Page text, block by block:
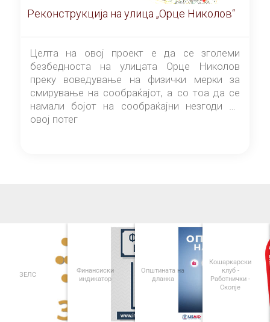
Реконструкција на улица „Орце Николов“
Целта на овој проект е да се зголеми
безбедноста на улицата Орце Николов
преку воведување на физички мерки за
смирување на сообраќајот, а со тоа да се
намали бојот на сообраќајни незгоди на
овој потег
ЗЕЛС
Финансиски
индикатор
Општината на
дланка
Кошаркарски
клуб -
Работнички -
Скопје